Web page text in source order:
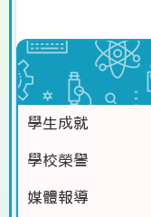
學生成就
學校榮譽
媒體報導